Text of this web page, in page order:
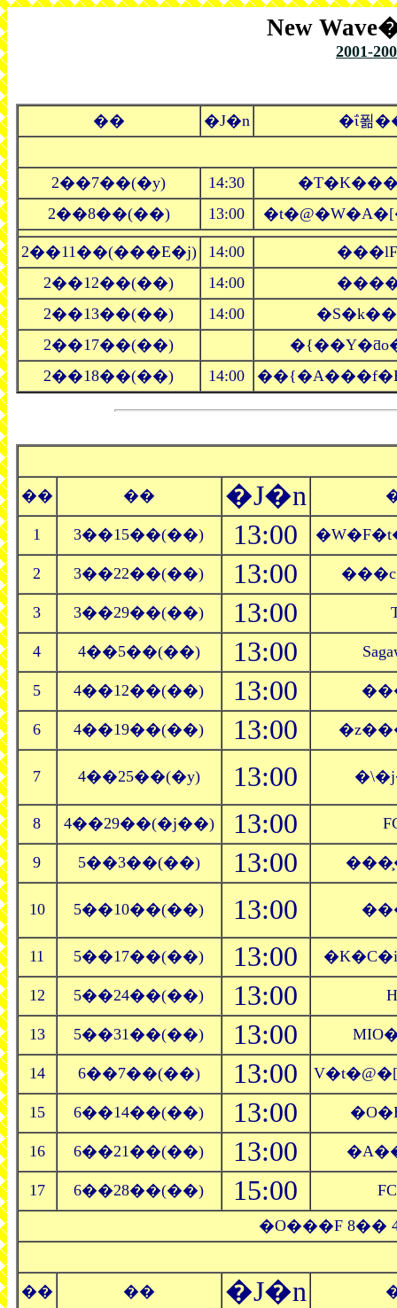
New
2001-
�� �J�n �ΐ푊
2��7��(�y) 14:30
2��8��(��)
13:00
2��11��(���E�j) 14:00
2��12��(��)
14:00
2��13��(��)
14:00
2��17��(��)
2��18��(��)
14:00
�� �� �J�n
1 3��15��(��) 13:00
2 3��22��(��) 13:00
3 3��29��(��) 13:00
4 4��5��(��) 13:00
5 4��12��(��) 13:00
6 4��19��(��) 13:00
7 4��25��(�y) 13:00
8 4��29��(�j��) 13:00
9 5��3��(��) 13:00
10 5��10��(��) 13:00
11 5��17��(��) 13:00
12 5��24��(��) 13:00
13 5��31��(��) 13:00
14 6��7��(��) 13:00
15 6��14��(��) 13:00
16 6��21��(��) 13:00
17 6��28��(��) 15:00
�O���F 8��
�� �� �J�n